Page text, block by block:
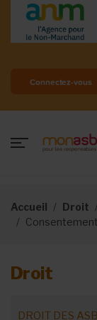
Connectez-vous
Accueil Droit
Droit
DROIT DES